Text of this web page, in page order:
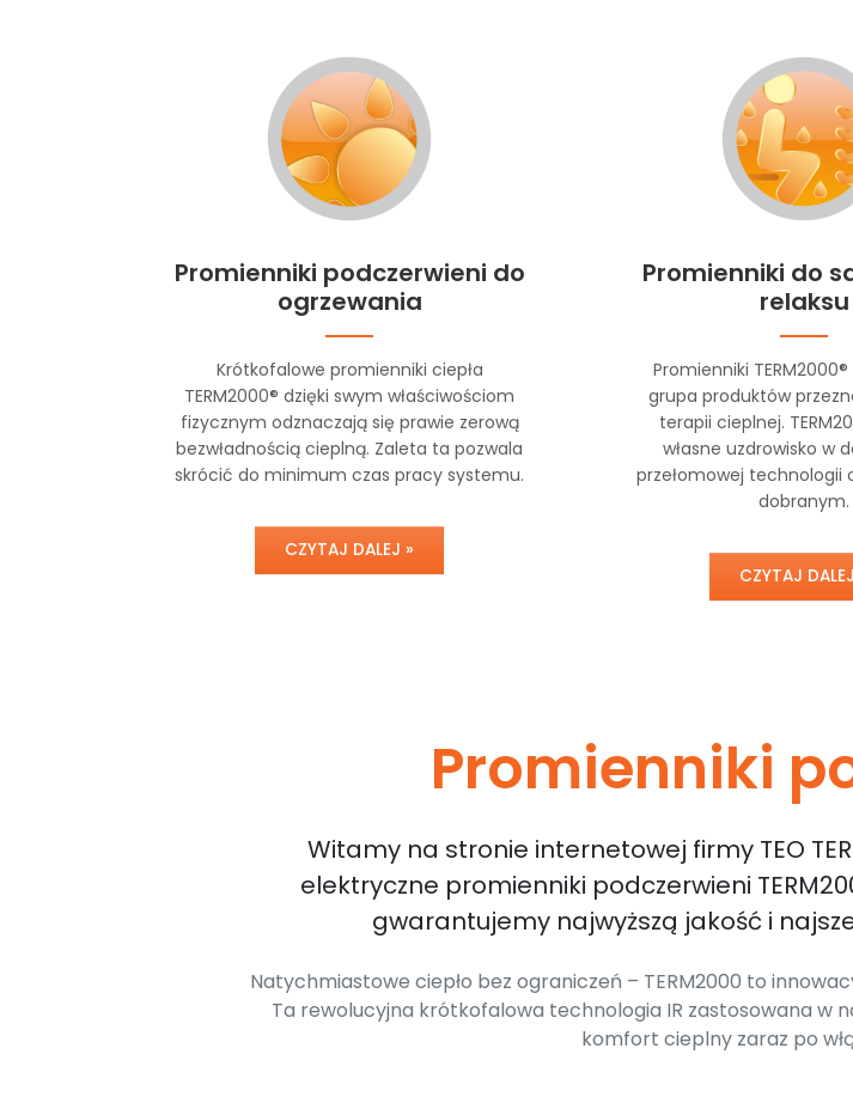
Promienniki podczerwieni do
ogrzewania
Krótkofalowe promienniki ciepła
TERM2000® dzięki swym właściwościom
fizycznym odznaczają się prawie zerową
bezwładnością cieplną. Zaleta ta pozwala
skrócić do minimum czas pracy systemu.
CZYTAJ DALEJ »
Promienniki do
relaksu
Promienniki
grupa produktów
terapii cieplnej.
własne uzdrowisko w
przełomowej technologii
dobranym.
CZYTAJ
Promienniki
Witamy na stronie internetowej firmy TEO
elektryczne promienniki podczerwieni
gwarantujemy najwyższą jakość i
Natychmiastowe ciepło bez ograniczeń – TERM2000 to
Ta rewolucyjna krótkofalowa technologia IR zastosowana
komfort cieplny zaraz po